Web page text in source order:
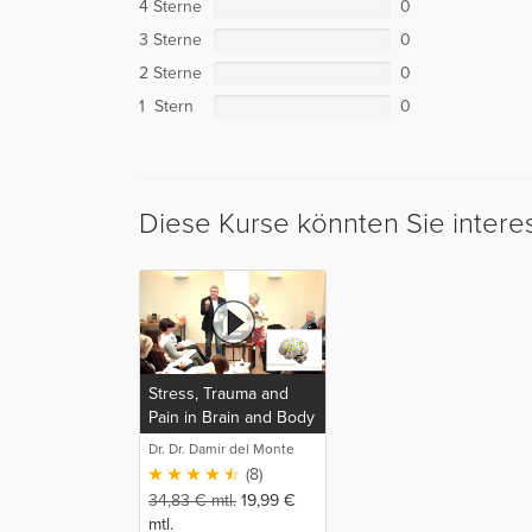
4 Sterne
0
3 Sterne
0
2 Sterne
0
1 Stern
0
Diese Kurse könnten Sie
Stress, Trauma and
Pain in Brain and Body
Neurobiology for
Trauma- and
Therapists
Dr. Dr. Damir del Monte
(8)
34,83€mtl. 19,99 €
mtl.